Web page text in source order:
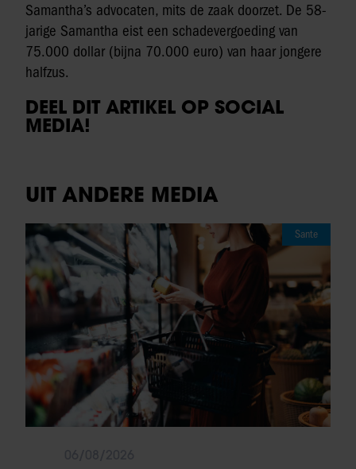
Samantha’s advocaten, mits de zaak doorzet. De 58-
jarige Samantha eist een schadevergoeding van
75.000 dollar (bijna 70.000 euro) van haar jongere
halfzus.
DEEL DIT ARTIKEL OP SOCIAL
MEDIA!
UIT ANDERE MEDIA
Sante